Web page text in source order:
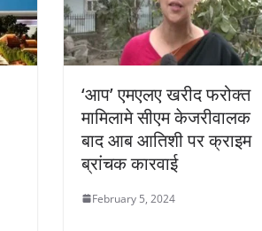
‘आप’ एमएलए खरीद फरोक्त
मामिलामे सीएम केजरीवालक
बाद आब आतिशी पर क्राइम
ब्रांचक कारवाई
February 5, 2024